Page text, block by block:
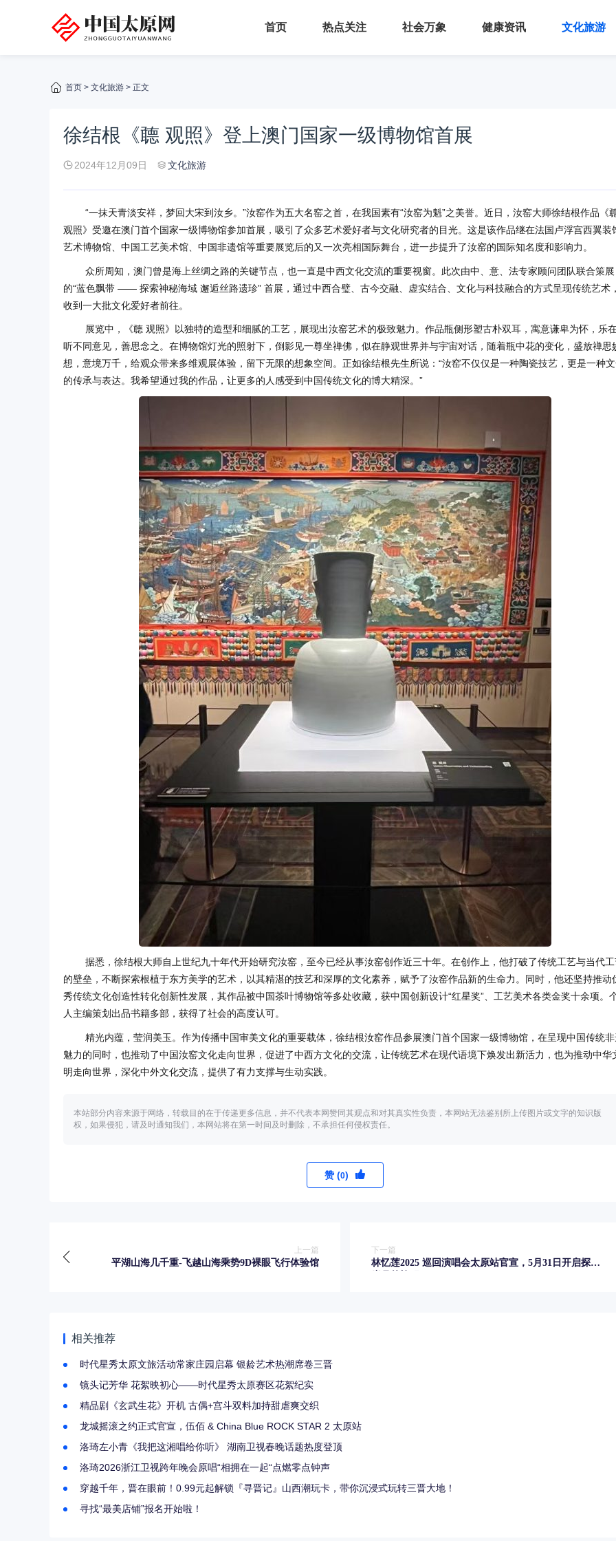
首页 热点关注 社会万象 健康资讯 文化旅游
首页 > 文化旅游 > 正文
徐结根《聼 观照》登上澳门国家一级博物馆首展
2024年12月09日 文化旅游
“一抹天青淡安祥，梦回大宋到汝乡。”汝窑作为五大名窑之首，在我国素有“汝窑为魁”之美誉。近日，汝窑大师徐结根作品《
观照》受邀在澳门首个国家一级博物馆参加首展，吸引了众多艺术爱好者与文化研究者的目光。这是该作品继在法国卢浮宫西翼装
艺术博物馆、中国工艺美术馆、中国非遗馆等重要展览后的又一次亮相国际舞台，进一步提升了汝窑的国际知名度和影响力。
众所周知，澳门曾是海上丝绸之路的关键节点，也一直是中西文化交流的重要视窗。此次由中、意、法专家顾问团队联合策展
的“蓝色飘带 —— 探索神秘海域 邂逅丝路遗珍” 首展，通过中西合璧、古今交融、虚实结合、文化与科技融合的方式呈现传统艺术，
收到一大批文化爱好者前往。
展览中，《聼 观照》以独特的造型和细腻的工艺，展现出汝窑艺术的极致魅力。作品瓶侧形塑古朴双耳，寓意谦卑为怀，乐
听不同意见，善思念之。在博物馆灯光的照射下，倒影见一尊坐禅佛，似在静观世界并与宇宙对话，随着瓶中花的变化，盛放禅思
想，意境万千，给观众带来多维观展体验，留下无限的想象空间。正如徐结根先生所说：“汝窑不仅仅是一种陶瓷技艺，更是一种
的传承与表达。我希望通过我的作品，让更多的人感受到中国传统文化的博大精深。”
据悉，徐结根大师自上世纪九十年代开始研究汝窑，至今已经从事汝窑创作近三十年。在创作上，他打破了传统工艺与当代
的壁垒，不断探索根植于东方美学的艺术，以其精湛的技艺和深厚的文化素养，赋予了汝窑作品新的生命力。同时，他还坚持推动
秀传统文化创造性转化创新性发展，其作品被中国茶叶博物馆等多处收藏，获中国创新设计“红星奖”、工艺美术各类金奖十余项。
人主编策划出品书籍多部，获得了社会的高度认可。
精光内蕴，莹润美玉。作为传播中国审美文化的重要载体，徐结根汝窑作品参展澳门首个国家一级博物馆，在呈现中国传统
魅力的同时，也推动了中国汝窑文化走向世界，促进了中西方文化的交流，让传统艺术在现代语境下焕发出新活力，也为推动中华
明走向世界，深化中外文化交流，提供了有力支撑与生动实践。
本站部分内容来源于网络，转载目的在于传递更多信息，并不代表本网赞同其观点和对其真实性负责，本网站无法鉴别所上传图片或文字的知识版
权，如果侵犯，请及时通知我们，本网站将在第一时间及时删除，不承担任何侵权责任。
赞 (0)
上一篇
平湖山海几千重-飞越山海乘势9D裸眼飞行体验馆
下一篇
林忆莲2025 巡回演唱会太原站官宣，5月31日开启探索
相关推荐
时代星秀太原文旅活动常家庄园启幕 银龄艺术热潮席卷三晋
镜头记芳华 花絮映初心——时代星秀太原赛区花絮纪实
精品剧《玄武生花》开机 古偶+宫斗双料加持甜虐爽交织
龙城摇滚之约正式官宣，伍佰 & China Blue ROCK STAR 2 太原站
洛琦左小青《我把这湘唱给你听》 湖南卫视春晚话题热度登顶
洛琦2026浙江卫视跨年晚会原唱“相拥在一起“点燃零点钟声
穿越千年，晋在眼前！0.99元起解锁『寻晋记』山西潮玩卡，带你沉浸式玩转三晋大地！
寻找“最美店铺”报名开始啦！